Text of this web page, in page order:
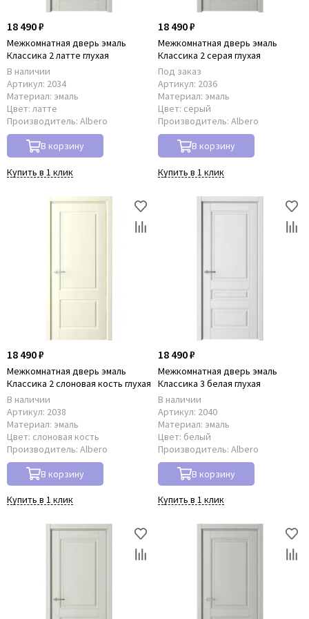
18 490 ₽
Межкомнатная дверь эмаль
Классика 2 латте глухая
В наличии
Артикул: 2034
Материал: эмаль
Цвет: латте
Производитель: Albero
В корзину
Купить в 1 клик
18 490 ₽
Межкомнатная дверь эмаль
Классика 2 серая глухая
Под заказ
Артикул: 2036
Материал: эмаль
Цвет: серый
Производитель: Albero
В корзину
Купить в 1 клик
18 490 ₽
Межкомнатная дверь эмаль
Классика 2 слоновая кость глухая
В наличии
Артикул: 2038
Материал: эмаль
Цвет: слоновая кость
Производитель: Albero
В корзину
Купить в 1 клик
18 490 ₽
Межкомнатная дверь эмаль
Классика 3 белая глухая
В наличии
Артикул: 2040
Материал: эмаль
Цвет: белый
Производитель: Albero
В корзину
Купить в 1 клик